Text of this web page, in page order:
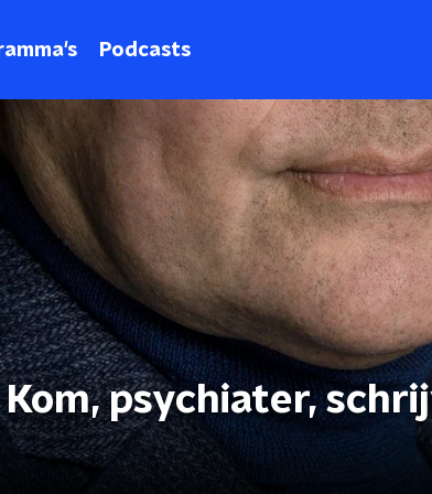
Podcasts
psychiater,